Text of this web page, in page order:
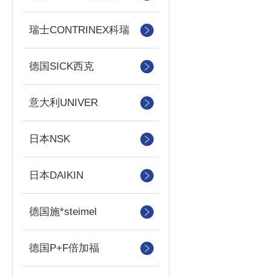
瑞士CONTRINEX科瑞
德国SICK西克
意大利UNIVER
日本NSK
日本DAIKIN
德国施*steimel
德国P+F倍加福